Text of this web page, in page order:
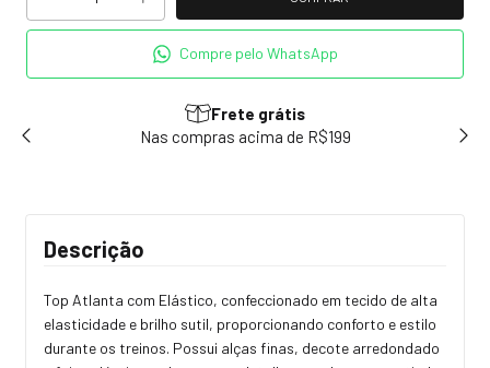
Compre pelo WhatsApp
Frete grátis
Nas compras acima de R$199
Descrição
Top Atlanta com Elástico, confeccionado em tecido de alta
elasticidade e brilho sutil, proporcionando conforto e estilo
durante os treinos. Possui alças finas, decote arredondado